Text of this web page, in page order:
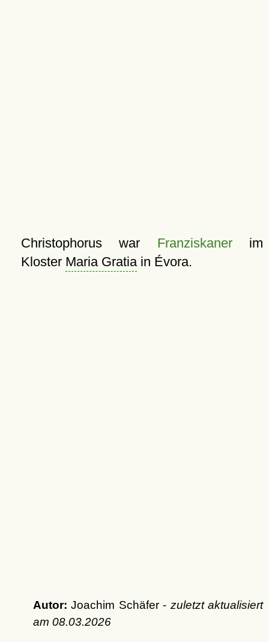
Christophorus war Franziskanerim
Kloster Maria Gratiain Évora.
Autor: Joachim Schäfer - zuletzt aktualisiert
am 08.03.2026